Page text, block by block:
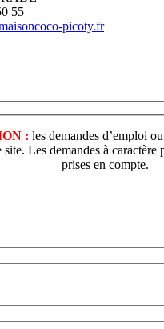
55
picoty.fr
: les demandes d’emploi
site. Les demandes à caractère
prises en compte.